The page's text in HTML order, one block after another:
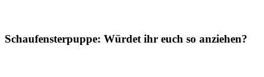
Schaufensterpuppe: Würdet ihr euch so anziehen?